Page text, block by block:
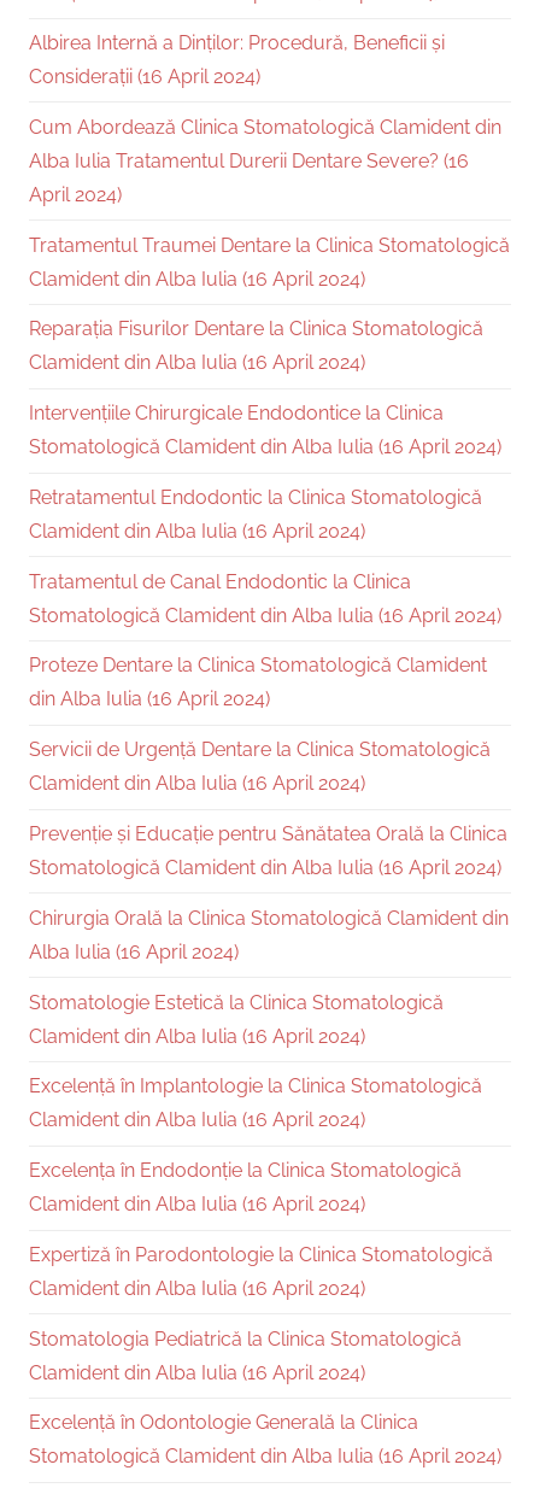
Albirea Internă a Dinților: Procedură, Beneficii și
Considerații (16 April 2024)
Cum Abordează Clinica Stomatologică Clamident din
Alba Iulia Tratamentul Durerii Dentare Severe? (16
April 2024)
Tratamentul Traumei Dentare la Clinica Stomatologică
Clamident din Alba Iulia (16 April 2024)
Reparația Fisurilor Dentare la Clinica Stomatologică
Clamident din Alba Iulia (16 April 2024)
Intervențiile Chirurgicale Endodontice la Clinica
Stomatologică Clamident din Alba Iulia (16 April 2024)
Retratamentul Endodontic la Clinica Stomatologică
Clamident din Alba Iulia (16 April 2024)
Tratamentul de Canal Endodontic la Clinica
Stomatologică Clamident din Alba Iulia (16 April 2024)
Proteze Dentare la Clinica Stomatologică Clamident
din Alba Iulia (16 April 2024)
Servicii de Urgență Dentare la Clinica Stomatologică
Clamident din Alba Iulia (16 April 2024)
Prevenție și Educație pentru Sănătatea Orală la Clinica
Stomatologică Clamident din Alba Iulia (16 April 2024)
Chirurgia Orală la Clinica Stomatologică Clamident din
Alba Iulia (16 April 2024)
Stomatologie Estetică la Clinica Stomatologică
Clamident din Alba Iulia (16 April 2024)
Excelență în Implantologie la Clinica Stomatologică
Clamident din Alba Iulia (16 April 2024)
Excelența în Endodonție la Clinica Stomatologică
Clamident din Alba Iulia (16 April 2024)
Expertiză în Parodontologie la Clinica Stomatologică
Clamident din Alba Iulia (16 April 2024)
Stomatologia Pediatrică la Clinica Stomatologică
Clamident din Alba Iulia (16 April 2024)
Excelență în Odontologie Generală la Clinica
Stomatologică Clamident din Alba Iulia (16 April 2024)